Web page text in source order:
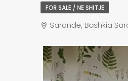
FOR SALE / NE SHITJE
Sarandë, Bashkia